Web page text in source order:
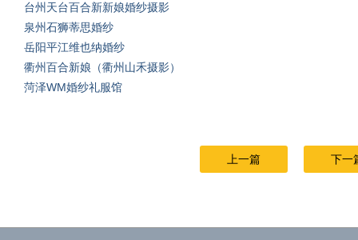
台州天台百合新新娘婚纱摄影
泉州石狮蒂思婚纱
岳阳平江维也纳婚纱
衢州百合新娘（衢州山禾摄影）
菏泽WM婚纱礼服馆
上一篇 下一